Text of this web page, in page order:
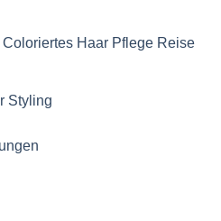
Coloriertes Haar Pflege Reise
Styling